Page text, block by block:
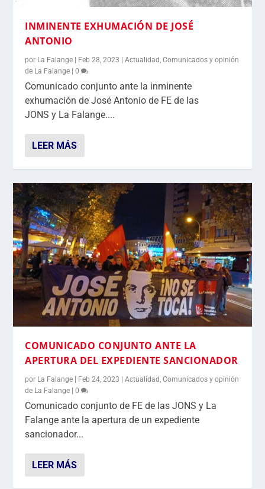
INMINENTE EXHUMACIÓN DE JOSÉ
ANTONIO
por La Falange Feb 28, 2023 |Actualidad,Comunicados y opinión
de La Falange |0
Comunicado conjunto ante la inminente
exhumación de José Antonio de FE de las
JONS y La Falange....
LEER MÁS
COMUNICADO CONJUNTO ANTE LA
APERTURA DEL EXPEDIENTE SANCIONADOR
por La Falange Feb 24, 2023 |Actualidad,Comunicados y opinión
de La Falange |0
Comunicado conjunto de FE de las JONS y La
Falange ante la apertura de un expediente
sancionador...
LEER MÁS